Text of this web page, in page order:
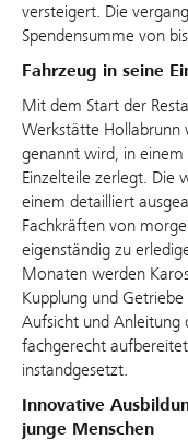
versteigert. Die
Spendensumme von
Fahrzeug in seine
Mit dem Start der
Werkstätte Hollabrunn
genannt wird, in einem
Einzelteile zerlegt. Die
einem detailliert
Fachkräften von
eigenständig zu
Monaten werden
Kupplung und
Aufsicht und Anleitung
fachgerecht
instandgesetzt.
Innovative
junge Menschen